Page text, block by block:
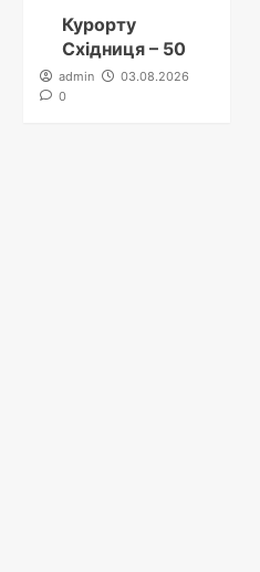
Курорту
Східниця – 50
admin
03.08.2026
0